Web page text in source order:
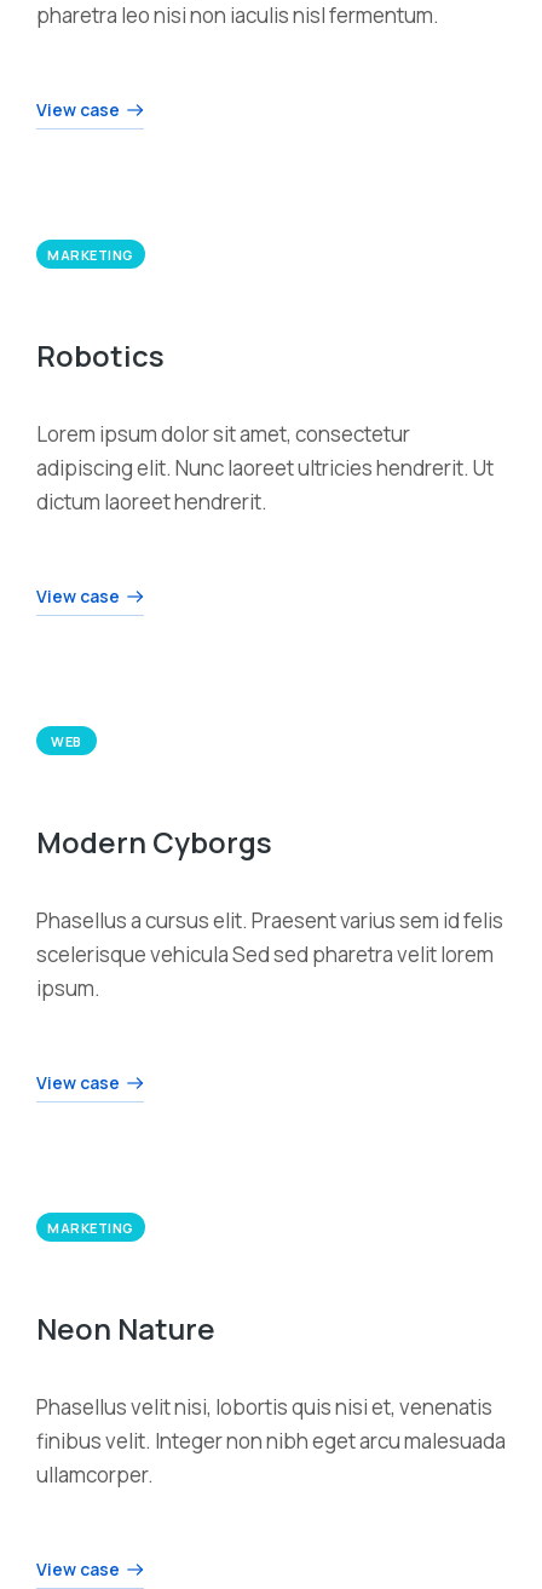
pharetra leo nisi non iaculis nisl fermentum.
View case
MARKETING
Robotics
Lorem ipsum dolor sit amet, consectetur
adipiscing elit. Nunc laoreet ultricies hendrerit. Ut
dictum laoreet hendrerit.
View case
WEB
Modern Cyborgs
Phasellus a cursus elit. Praesent varius sem id felis
scelerisque vehicula Sed sed pharetra velit lorem
ipsum.
View case
MARKETING
Neon Nature
Phasellus velit nisi, lobortis quis nisi et, venenatis
finibus velit. Integer non nibh eget arcu malesuada
ullamcorper.
View case